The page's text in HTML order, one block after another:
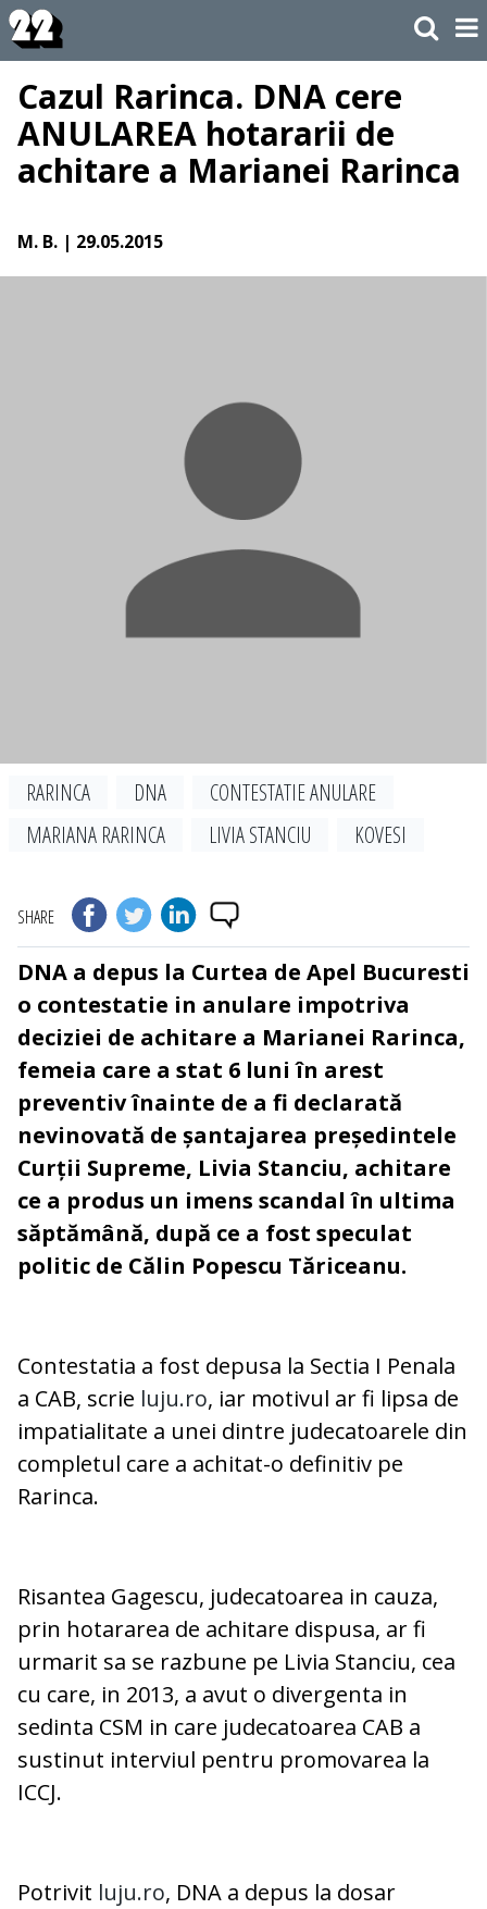
Cazul Rarinca. DNA cere
ANULAREA hotararii de
achitare a Marianei Rarinca
M. B. | 29.05.2015
RARINCA DNA
CONTESTATIE ANULARE
MARIANA RARINCA
LIVIA STANCIU KOVESI
SHARE
DNA a depus la Curtea de Apel Bucuresti
o contestatie in anulare impotriva
deciziei de achitare a Marianei Rarinca,
femeia care a stat 6 luni în arest
preventiv înainte de a fi declarată
nevinovată de șantajarea președintele
Curții Supreme, Livia Stanciu, achitare
ce a produs un imens scandal în ultima
săptămână, după ce a fost speculat
politic de Călin Popescu Tăriceanu.
Contestatia a fost depusa la Sectia I Penala
a CAB, scrie luju.ro, iar motivul ar fi lipsa de
impatialitate a unei dintre judecatoarele din
completul care a achitat-o definitiv pe
Rarinca.
Risantea Gagescu, judecatoarea in cauza,
prin hotararea de achitare dispusa, ar fi
urmarit sa se razbune pe Livia Stanciu, cea
cu care, in 2013, a avut o divergenta in
sedinta CSM in care judecatoarea CAB a
sustinut interviul pentru promovarea la
ICCJ.
Potrivit luju.ro, DNA a depus la dosar